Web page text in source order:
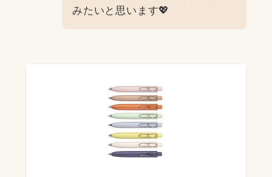
みたいと思います💖